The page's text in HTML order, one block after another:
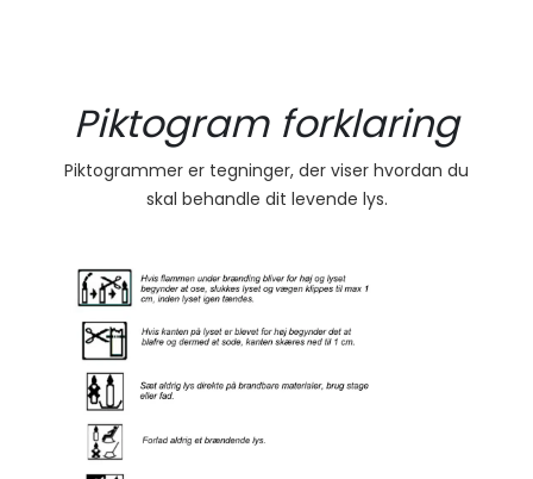
Piktogram forklaring
Piktogrammer er tegninger, der viser hvordan du
skal behandle dit levende lys.